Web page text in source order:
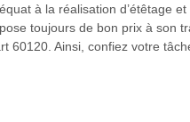
à la réalisation d’étêtage
toujours de bon prix à son
60120. Ainsi, confiez votre